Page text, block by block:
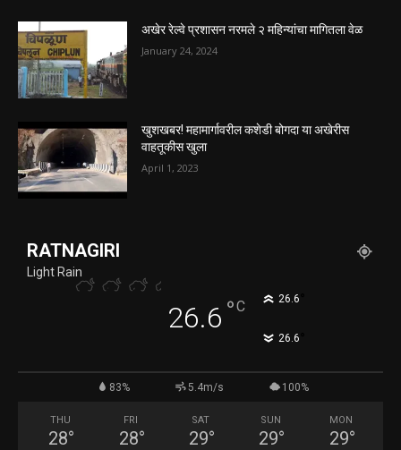
अखेर रेल्वे प्रशासन नरमले २ महिन्यांचा मागितला वेळ
January 24, 2024
खुशखबर! महामार्गावरील कशेडी बोगदा या अखेरीस
वाहतूकीस खुला
April 1, 2023
RATNAGIRI
Light Rain
26.6 °C 26.6
26.6
83% 5.4m/s 100%
THU
28°
FRI
28°
SAT
29°
SUN
29°
MON
29°